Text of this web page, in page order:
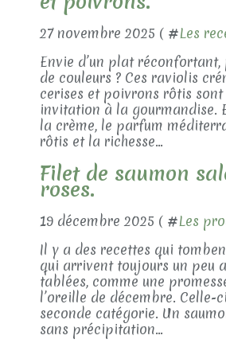
27 novembre 2025 ( #Les
Envie d’un plat
de couleurs ? Ces raviolis
cerises et poivrons rôtis
invitation à la gourmandise.
la crème, le parfum
rôtis et la richesse...
Filet de saumon
roses.
19 décembre 2025 ( #Les
Il y a des recettes qui
qui arrivent toujours un peu
tablées, comme une
l’oreille de décembre.
seconde catégorie. Un
sans précipitation...